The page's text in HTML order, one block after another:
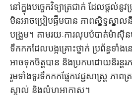
នៅក្នុងបច្ចេកវិទ្យាត្រជាក់ ដែលផ្តល់
មិនអាចប្រៀបផ្ទឹមបាន ភាពស្និទ្ធស្នាល
បង្រួម។ តាមរយៈការលុបបំបាត់ម៉ាស៊ី
ទឹកកកដែលបង្កគ្រោះថ្នាក់ ប្រព័ន្ធទាំង
អាចទុកចិត្តបាន និងប្រកបដោយនិរន្តរ
រួមទាំងទូរទឹកកកផ្នែកវេជ្ជសាស្រ្ត ភា
ស្តាល់ និងលំហអាកាស។